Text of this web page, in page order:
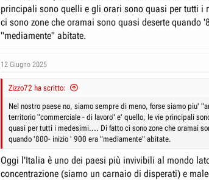
principali sono quelli e gli orari sono quasi per tutti i
ci sono zone che oramai sono quasi deserte quando
"mediamente" abitate.
12 Giugno 2025
Zizzo72 ha scritto:
Nel nostro paese no, siamo sempre di meno, forse siamo piu'
territorio "commerciale - di lavoro" e' quello, le vie principali
quasi per tutti i medesimi.... Di fatto ci sono zone che oramai
quando '800- inizio ' 900 era "mediamente" abitate.
Oggi l'Italia è uno dei paesi più invivibili al mondo
concentrazione (siamo un carnaio di disperati) e